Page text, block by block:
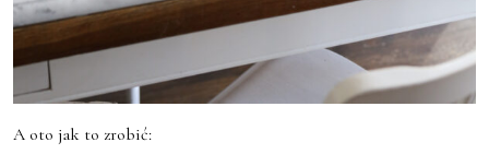
A oto jak to zrobić: